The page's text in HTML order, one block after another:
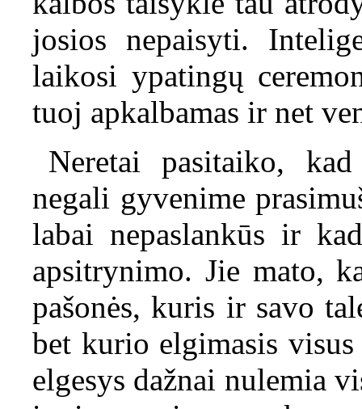
josios nepaisyti.
laikosi ypatingų
tuoj apkalbamas ir net
Neretai pasitaiko,
negali gyvenime
labai nepaslankūs ir
apsitrynimo. Jie mato,
pašonės, kuris ir savo
bet kurio elgimasis
elgesys dažnai nulemia